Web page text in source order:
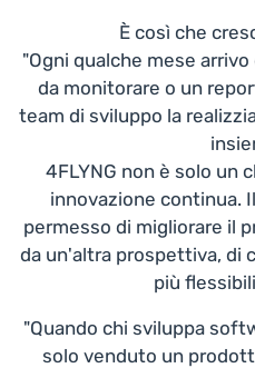
È così che
"Ogni qualche mese
da monitorare o un
team di sviluppo la
4FLYNG non è solo un
innovazione continua.
permesso di migliorare il
da un'altra prospettiva, di
più
"Quando chi sviluppa
solo venduto un